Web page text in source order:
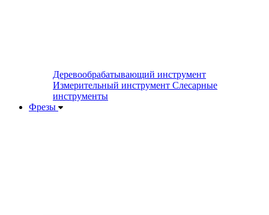
Деревообрабатывающий инструмент
Измерительный инструмент Слесарные
инструменты
Фрезы